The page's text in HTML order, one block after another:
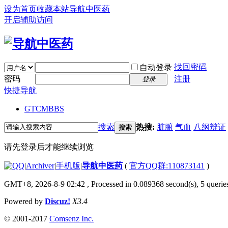
设为首页收藏本站导航中医药
开启辅助访问
自动登录 找回密码
密码
登录
注册
快捷导航
GTCMBBS
搜索 搜索 热搜: 脏腑 气血 八纲辨证
请先登录后才能继续浏览
|Archiver|手机版|导航中医药 ( 官方QQ群:110873141 )
GMT+8, 2026-8-9 02:42 , Processed in 0.089368 second(s), 5
Powered by Discuz! X3.4
© 2001-2017 Comsenz Inc.